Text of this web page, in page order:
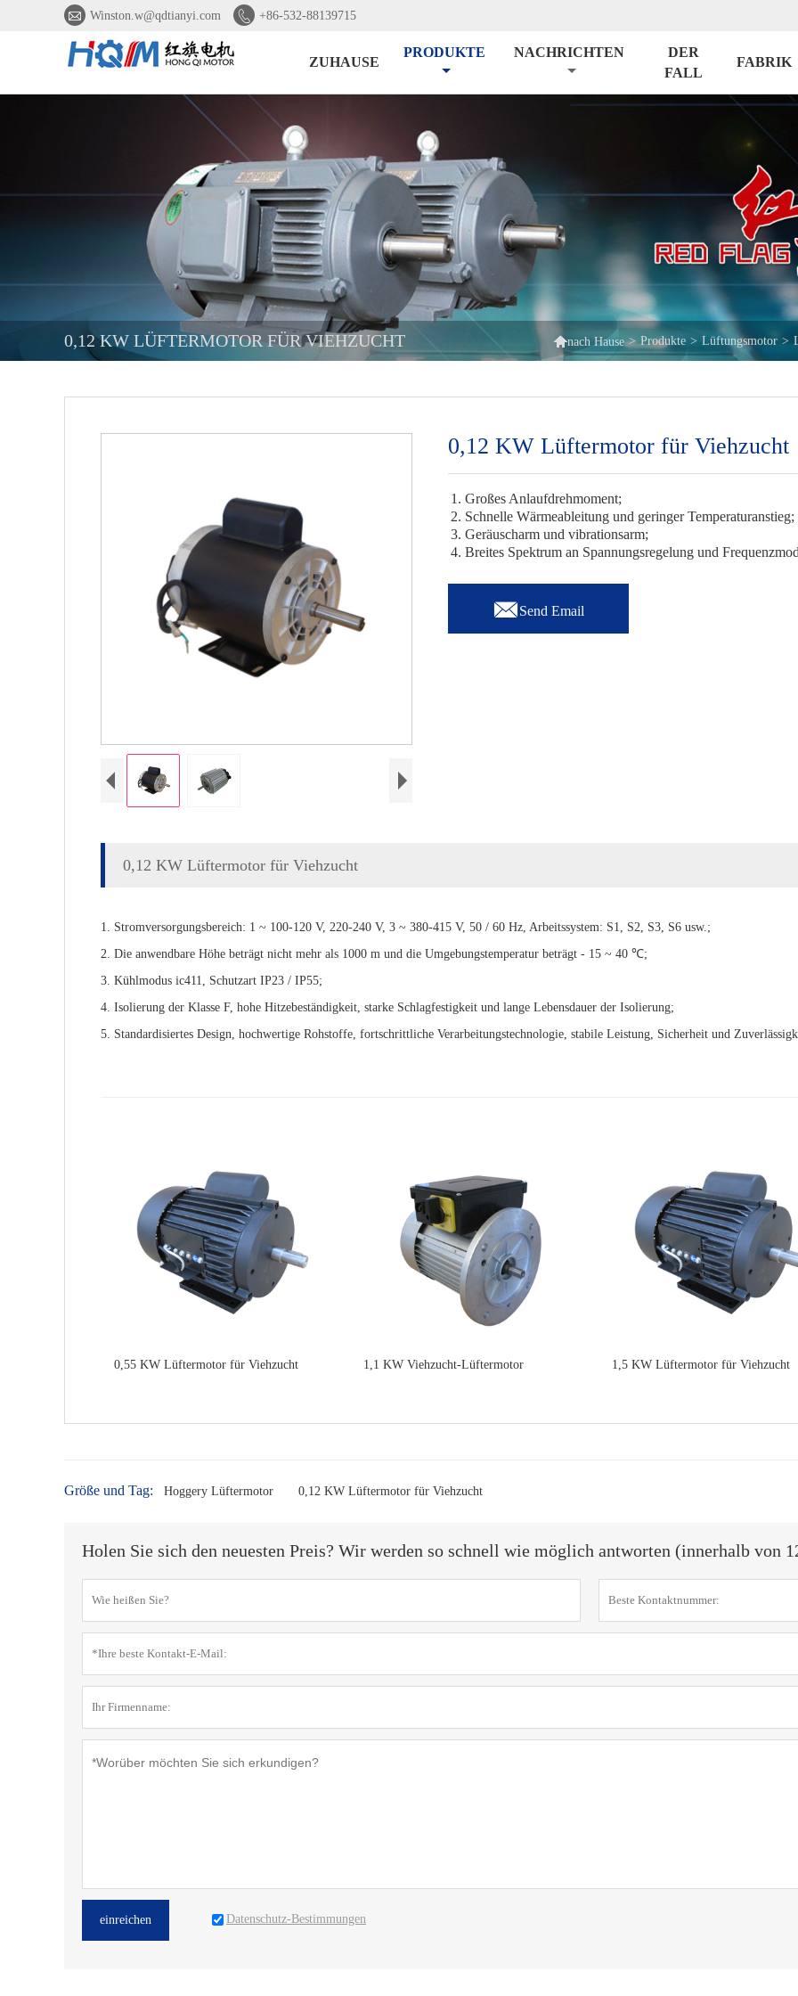
 Winston.w@qdtianyi.com  +86-532-88139715
ZUHAUSE
PRODUKTE NACHRICHTEN
DER
FALL
FABRIK
0,12 KW LÜFTERMOTOR FÜR VIEHZUCHT nach Hause > Produkte > Lüftungsmotor >
0,12 KW Lüftermotor für Viehzucht
1. Großes Anlaufdrehmoment;
2. Schnelle Wärmeableitung und geringer Temperaturanstieg;
3. Geräuscharm und vibrationsarm;
4. Breites Spektrum an Spannungsregelung und
Send Email
0,12 KW Lüftermotor für Viehzucht
1. Stromversorgungsbereich: 1 ~ 100-120 V, 220-240 V, 3 ~ 380-415 V, 50 / 60 Hz, Arbeitssystem: S1, S2, S3, S6 usw.;
2. Die anwendbare Höhe beträgt nicht mehr als 1000 m und die Umgebungstemperatur beträgt - 15 ~ 40 ℃;
3. Kühlmodus ic411, Schutzart IP23 / IP55;
4. Isolierung der Klasse F, hohe Hitzebeständigkeit, starke Schlagfestigkeit und lange Lebensdauer der Isolierung;
5. Standardisiertes Design, hochwertige Rohstoffe, fortschrittliche Verarbeitungstechnologie, stabile Leistung, Sicherheit und
0,55 KW Lüftermotor für Viehzucht 1,1 KW Viehzucht-Lüftermotor 1,5 KW Lüftermotor für Viehzucht
Größe und Tag: Hoggery Lüftermotor 0,12 KW Lüftermotor für Viehzucht
Holen Sie sich den neuesten Preis? Wir werden so schnell wie möglich antworten (innerhalb von
einreichen Datenschutz-Bestimmungen